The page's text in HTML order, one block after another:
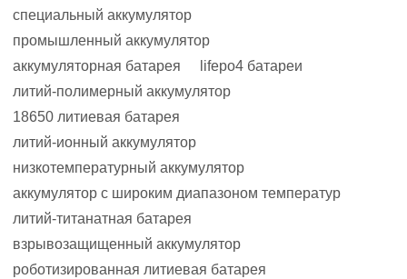
специальный аккумулятор
промышленный аккумулятор
аккумуляторная батарея
lifepo4 батареи
литий-полимерный аккумулятор
18650 литиевая батарея
литий-ионный аккумулятор
низкотемпературный аккумулятор
аккумулятор с широким диапазоном температур
литий-титанатная батарея
взрывозащищенный аккумулятор
роботизированная литиевая батарея